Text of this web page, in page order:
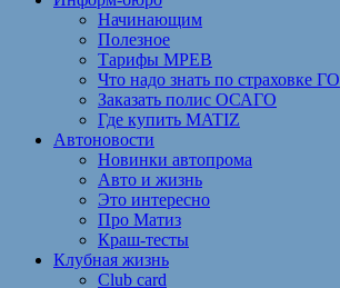
Начинающим
Полезное
Тарифы МРЕВ
Что надо знать по страховке ГО
Заказать полис ОСАГО
Где купить MATIZ
Автоновости
Новинки автопрома
Авто и жизнь
Это интересно
Про Матиз
Краш-тесты
Клубная жизнь
Club card